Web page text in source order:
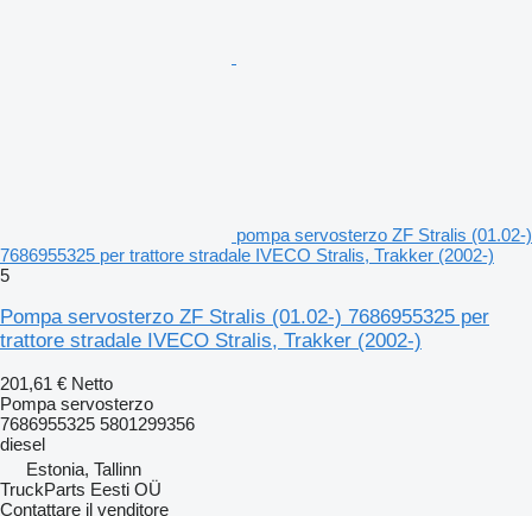
pompa servosterzo ZF Stralis (01.02-)
7686955325 per trattore stradale IVECO Stralis, Trakker (2002-)
5
Pompa servosterzo ZF Stralis (01.02-) 7686955325 per
trattore stradale IVECO Stralis, Trakker (2002-)
201,61 € Netto
Pompa servosterzo
7686955325 5801299356
diesel
Estonia, Tallinn
TruckParts Eesti OÜ
Contattare il venditore